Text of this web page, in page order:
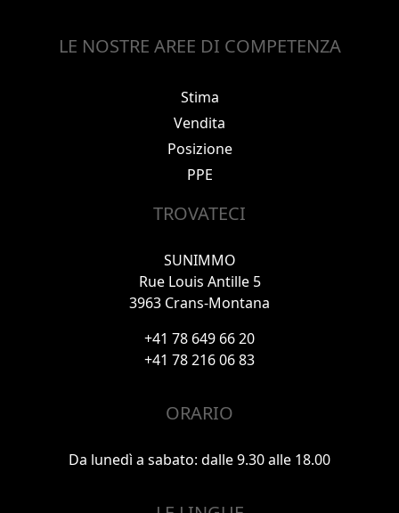
LE NOSTRE AREE DI COMPETENZA
Stima
Vendita
Posizione
PPE
TROVATECI
SUNIMMO
Rue Louis Antille 5
3963 Crans-Montana
+41 78 649 66 20
+41 78 216 06 83
ORARIO
Da lunedì a sabato: dalle 9.30 alle 18.00